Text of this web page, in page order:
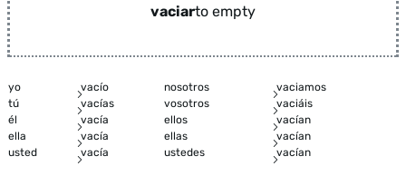
vaciarto empty
yo vacío nosotros
vaciamos
tú
vacías vosotros
vaciáis
él
vacía ellos
vacían
ella
vacía ellas
vacían
usted
vacía ustedes vacían